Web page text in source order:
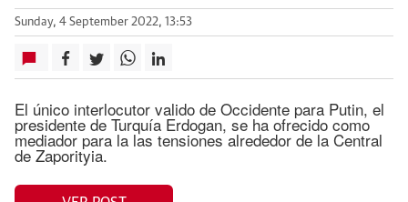
Sunday, 4 September 2022, 13:53
El único interlocutor valido de Occidente para Putin, el
presidente de Turquía Erdogan, se ha ofrecido como
mediador para la las tensiones alrededor de la Central
de Zaporityia.